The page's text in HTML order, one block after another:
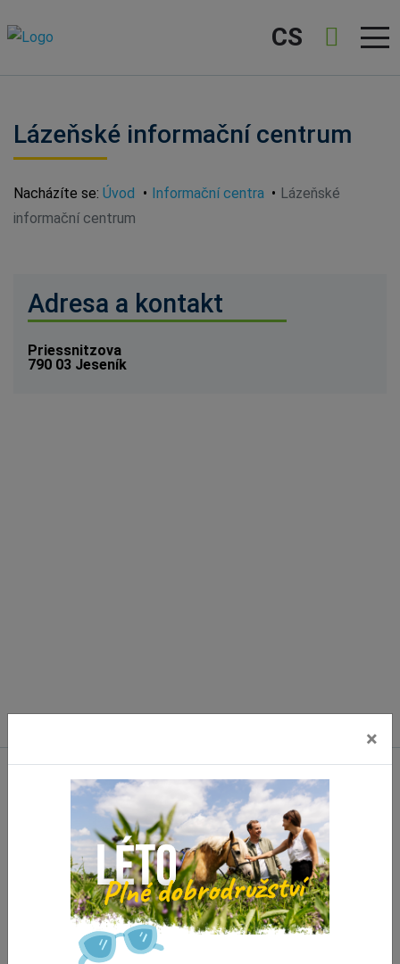
CS
Lázeňské informační centrum
Nacházíte se: Úvod Informační centra
Lázeňské
informační centrum
Adresa a kontakt
Priessnitzova
790 03 Jeseník
Důležité odkazy
Úvodní strana
O nás
Informační centra
Propagační materiály
×